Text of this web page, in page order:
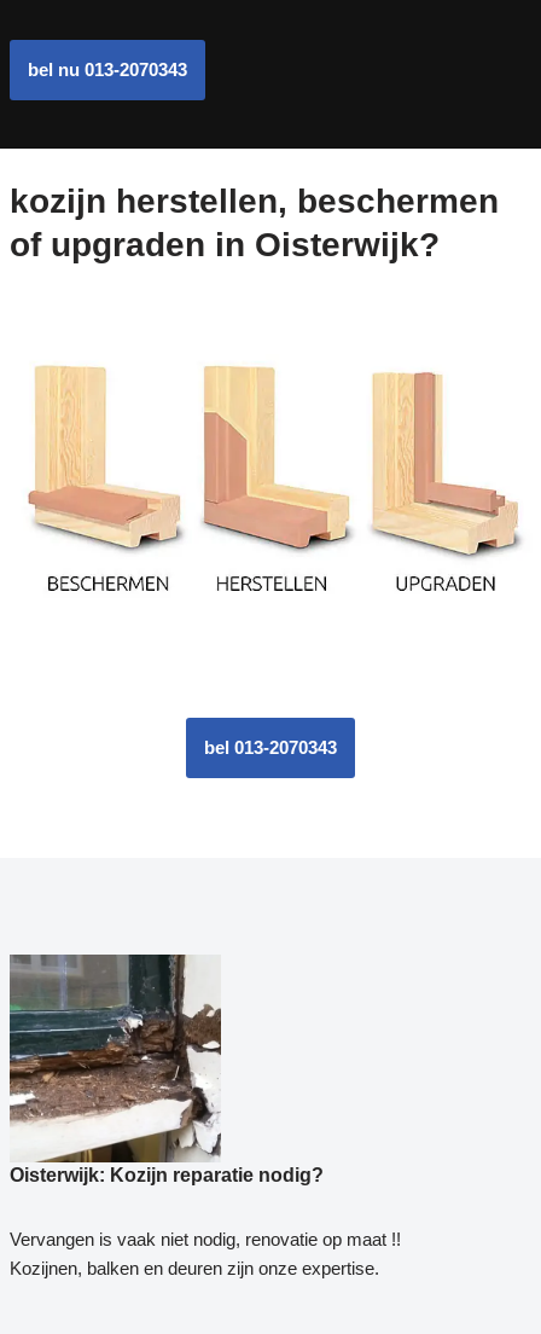
bel nu 013-2070343
kozijn herstellen, beschermen
of upgraden in Oisterwijk?
bel 013-2070343
Oisterwijk: Kozijn reparatie nodig?
Vervangen is vaak niet nodig, renovatie op maat !!
Kozijnen, balken en deuren zijn onze expertise.